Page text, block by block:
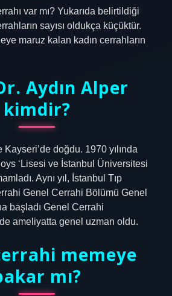
var mı? Yukarıda belirtildiği
sayısı oldukça küçüktür.
maruz kalan kadın cerrahların
Aydın Alper
kimdir?
doğdu. 1970 yılında
‘Lisesi ve İstanbul Üniversitesi
Aynı yıl, İstanbul Tıp
Genel Cerrahi Bölümü Genel
başladı Genel Cerrahi
ameliyatta genel uzman oldu.
memeye
mı?